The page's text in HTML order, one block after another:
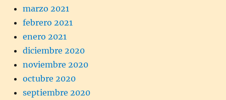
marzo 2021
febrero 2021
enero 2021
diciembre 2020
noviembre 2020
octubre 2020
septiembre 2020